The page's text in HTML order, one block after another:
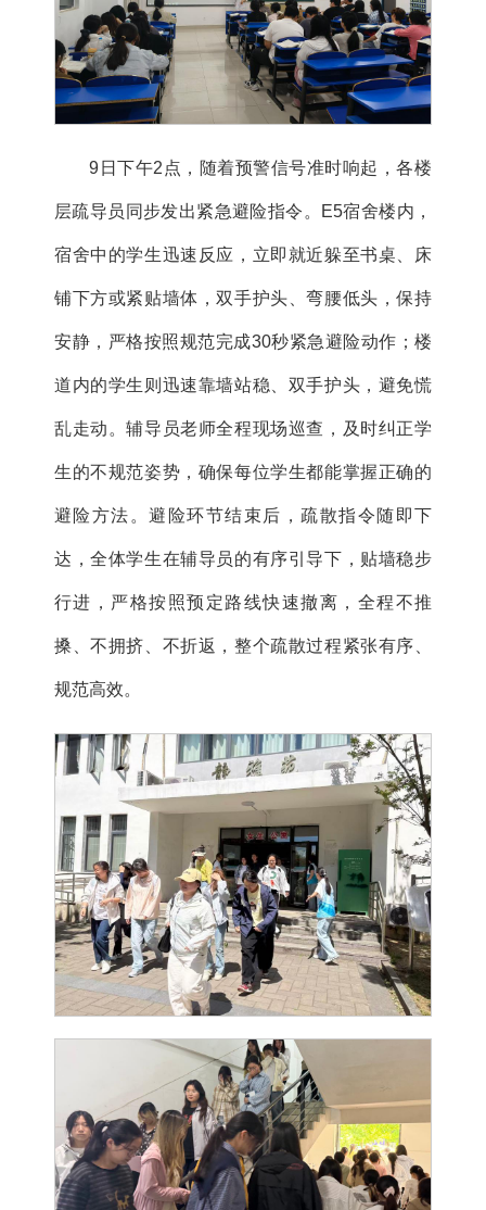
9日下午2点，随着预警信号准时响起，各楼
层疏导员同步发出紧急避险指令。E5宿舍楼内，
宿舍中的学生迅速反应，立即就近躲至书桌、床
铺下方或紧贴墙体，双手护头、弯腰低头，保持
安静，严格按照规范完成30秒紧急避险动作；楼
道内的学生则迅速靠墙站稳、双手护头，避免慌
乱走动。辅导员老师全程现场巡查，及时纠正学
生的不规范姿势，确保每位学生都能掌握正确的
避险方法。避险环节结束后，疏散指令随即下
达，全体学生在辅导员的有序引导下，贴墙稳步
行进，严格按照预定路线快速撤离，全程不推
搡、不拥挤、不折返，整个疏散过程紧张有序、
规范高效。